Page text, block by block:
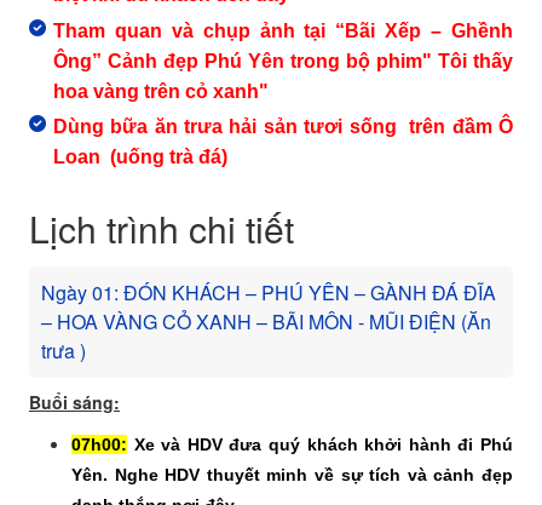
Tham quan và chụp ảnh tại “Bãi Xếp – Ghềnh
Ông” Cảnh đẹp Phú Yên trong bộ phim" Tôi thấy
hoa vàng trên cỏ xanh"
Dùng bữa ăn trưa hải sản tươi sống trên đầm Ô
Loan (uống trà đá)
Lịch trình chi tiết
Ngày 01: ĐÓN KHÁCH – PHÚ YÊN – GÀNH ĐÁ ĐĨA
– HOA VÀNG CỎ XANH – BÃI MÔN - MŨI ĐIỆN (Ăn
trưa )
Buổi sáng:
07h00: Xe và HDV đưa quý khách khởi hành đi Phú
Yên. Nghe HDV thuyết minh về sự tích và cảnh đẹp